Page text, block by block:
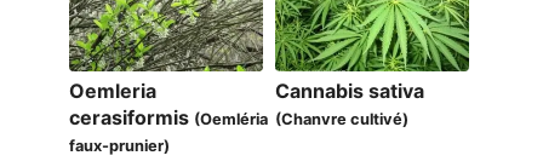
Oemleria
cerasiformis (Oemléria
faux-prunier)
Cannabis sativa
(Chanvre cultivé)